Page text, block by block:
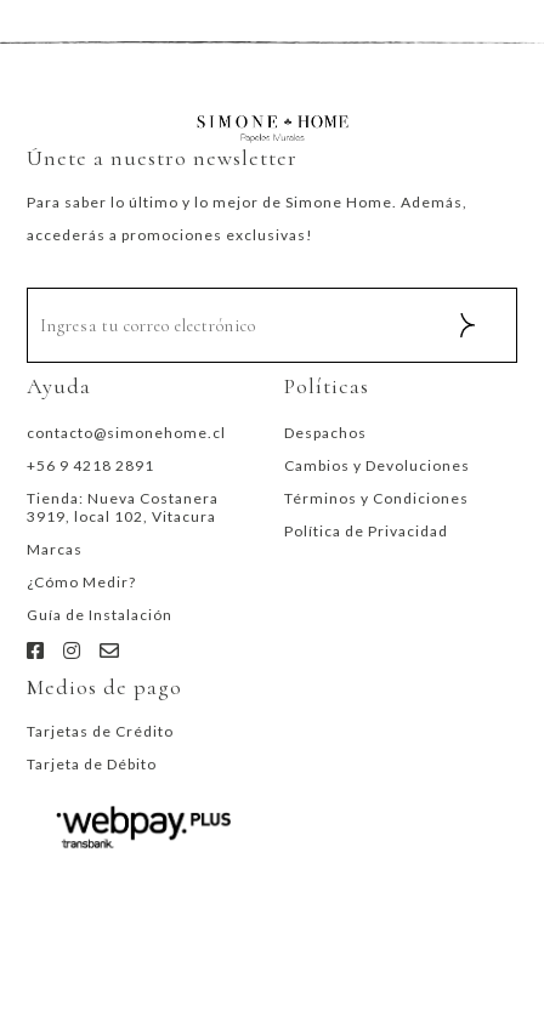
Únete a nuestro newsletter
Para saber lo último y lo mejor de Simone Home. Además,
accederás a promociones exclusivas!
Ayuda
contacto@simonehome.cl
+56 9 4218 2891
Tienda: Nueva Costanera
3919, local 102, Vitacura
Marcas
¿Cómo Medir?
Guía de Instalación
Políticas
Despachos
Cambios y Devoluciones
Términos y Condiciones
Política de Privacidad
Medios de pago
Tarjetas de Crédito
Tarjeta de Débito